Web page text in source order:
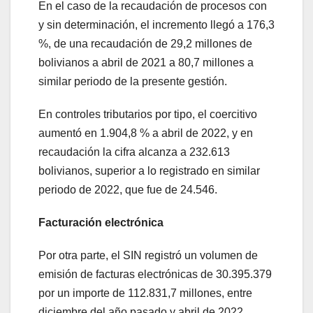
En el caso de la recaudación de procesos con
y sin determinación, el incremento llegó a 176,3
%, de una recaudación de 29,2 millones de
bolivianos a abril de 2021 a 80,7 millones a
similar periodo de la presente gestión.
En controles tributarios por tipo, el coercitivo
aumentó en 1.904,8 % a abril de 2022, y en
recaudación la cifra alcanza a 232.613
bolivianos, superior a lo registrado en similar
periodo de 2022, que fue de 24.546.
Facturación electrónica
Por otra parte, el SIN registró un volumen de
emisión de facturas electrónicas de 30.395.379
por un importe de 112.831,7 millones, entre